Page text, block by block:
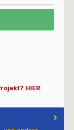
HIER